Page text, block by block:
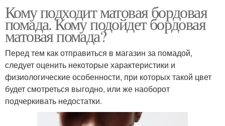
Кому подходит матовая бордовая
помада. Кому подойдет бордовая
матовая помада?
Перед тем как отправиться в магазин за помадой,
следует оценить некоторые характеристики и
физиологические особенности, при которых такой цвет
будет смотреться выгодно, или же наоборот
подчеркивать недостатки.